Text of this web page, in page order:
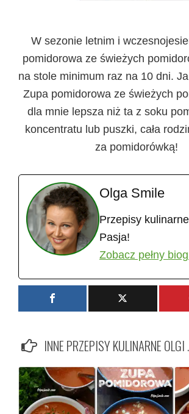
W sezonie letnim i
pomidorowa ze świeżych
na stole minimum raz na 10 dni.
Zupa pomidorowa ze świeżych
dla mnie lepsza niż ta z soku
koncentratu lub puszki, cała
za pomidorówką!
Olga Smile
Przepisy
Pasja!
Zobacz pełny
INNE PRZEPISY KULINARNE OLGI